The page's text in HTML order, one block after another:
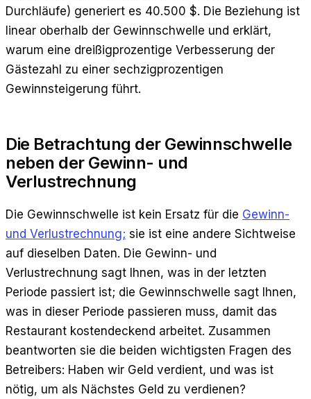
Durchläufe) generiert es 40.500 $. Die Beziehung ist
linear oberhalb der Gewinnschwelle und erklärt,
warum eine dreißigprozentige Verbesserung der
Gästezahl zu einer sechzigprozentigen
Gewinnsteigerung führt.
Die Betrachtung der Gewinnschwelle
neben der Gewinn- und
Verlustrechnung
Die Gewinnschwelle ist kein Ersatz für die Gewinn-
und Verlustrechnung; sie ist eine andere Sichtweise
auf dieselben Daten. Die Gewinn- und
Verlustrechnung sagt Ihnen, was in der letzten
Periode passiert ist; die Gewinnschwelle sagt Ihnen,
was in dieser Periode passieren muss, damit das
Restaurant kostendeckend arbeitet. Zusammen
beantworten sie die beiden wichtigsten Fragen des
Betreibers: Haben wir Geld verdient, und was ist
nötig, um als Nächstes Geld zu verdienen?